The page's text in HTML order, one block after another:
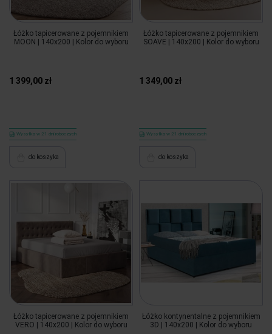
Łóżko tapicerowane z pojemnikiem
MOON | 140x200 | Kolor do wyboru
1 399,00 zł
Wysyłka w 21 dni roboczych
do koszyka
Łóżko tapicerowane z pojemnikiem
SOAVE | 140x200 | Kolor do wyboru
1 349,00 zł
Wysyłka w 21 dni roboczych
do koszyka
Łóżko tapicerowane z pojemnikiem
VERO | 140x200 | Kolor do wyboru
Łóżko kontynentalne z pojemnikiem
3D | 140x200 | Kolor do wyboru